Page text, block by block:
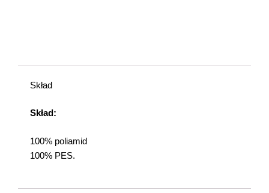
Skład
Skład:
100% poliamid
100% PES.